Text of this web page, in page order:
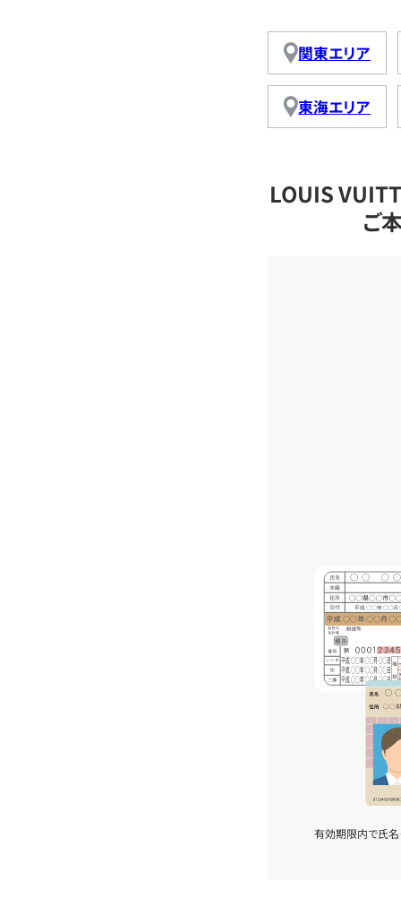
関東エリア
東海エリア
LOUIS
ご
有効期限内で氏名